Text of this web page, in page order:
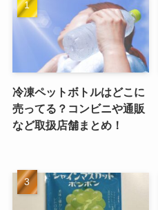
冷凍ペットボトルはどこに
売ってる？コンビニや通販
など取扱店舗まとめ！